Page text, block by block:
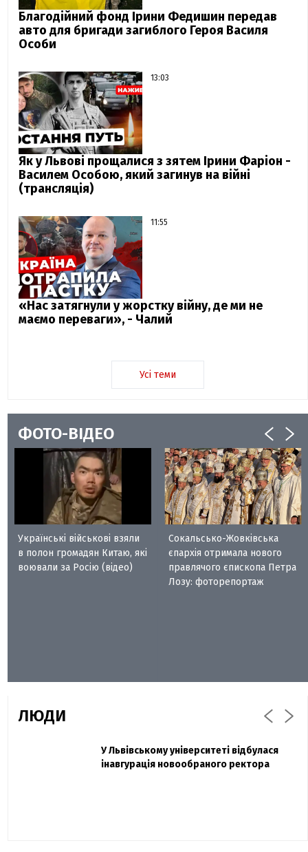
Благодійний фонд Ірини Федишин передав
авто для бригади загиблого Героя Василя
Особи
13:03
Як у Львові прощалися з зятем Ірини Фаріон -
Василем Особою, який загинув на війні
(трансляція)
11:55
«Нас затягнули у жорстку війну, де ми не
маємо переваги», - Чалий
Усі теми
ФОТО-ВІДЕО
Українські військові взяли
в полон громадян Китаю, які
воювали за Росію (відео)
Сокальсько-Жовківська
єпархія отримала нового
правлячого єпископа Петра
Лозу: фоторепортаж
ЛЮДИ
Павло Дак
«Час не лікує, лише притуплює біль»:
Захисник "Азовсталі" Діанов вдруге
одружився та показав фото з весілля
У Львівському університеті відбулася
інавгурація новообраного ректора